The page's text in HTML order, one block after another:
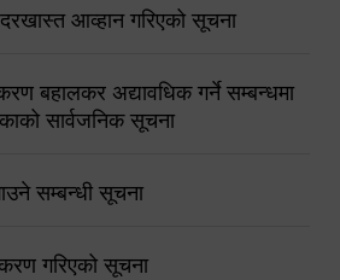
आव्हान गरिएको सूचना
बहालकर अद्यावधिक गर्ने सम्बन्धमा
सार्वजनिक सूचना
सम्बन्धी सूचना
गरिएको सूचना